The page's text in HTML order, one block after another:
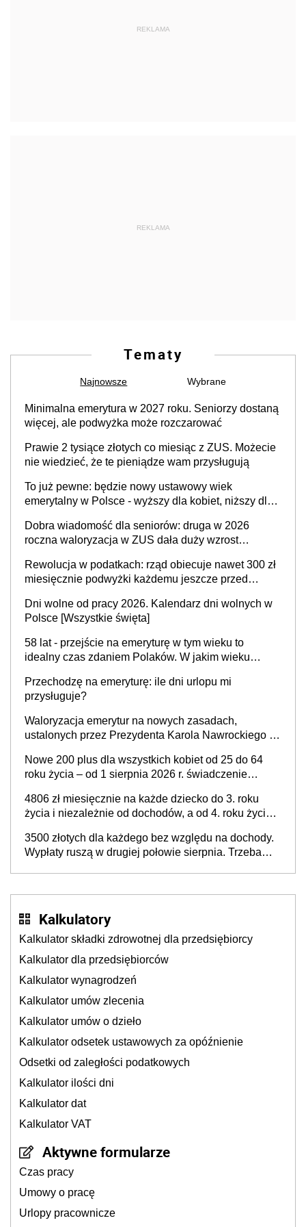
REKLAMA
REKLAMA
Tematy
Najnowsze Wybrane
Minimalna emerytura w 2027 roku. Seniorzy dostaną
więcej, ale podwyżka może rozczarować
Prawie 2 tysiące złotych co miesiąc z ZUS. Możecie
nie wiedzieć, że te pieniądze wam przysługują
To już pewne: będzie nowy ustawowy wiek
emerytalny w Polsce - wyższy dla kobiet, niższy dla
Dobra wiadomość dla seniorów: druga w 2026
roczna waloryzacja w ZUS dała duży wzrost
Rewolucja w podatkach: rząd obiecuje nawet 300 zł
miesięcznie podwyżki każdemu jeszcze przed
Dni wolne od pracy 2026. Kalendarz dni wolnych w
Polsce [Wszystkie święta]
58 lat - przejście na emeryturę w tym wieku to
idealny czas zdaniem Polaków. W jakim wieku
Przechodzę na emeryturę: ile dni urlopu mi
przysługuje?
Waloryzacja emerytur na nowych zasadach,
ustalonych przez Prezydenta Karola Nawrockiego –
podwyżka świadczeń?
Nowe 200 plus dla wszystkich kobiet od 25 do 64
roku życia – od 1 sierpnia 2026 r. świadczenie
4806 zł miesięcznie na każde dziecko do 3. roku
życia i niezależnie od dochodów, a od 4. roku życia
spadku liczby urodzeń w Polsce
3500 złotych dla każdego bez względu na dochody.
Wypłaty ruszą w drugiej połowie sierpnia. Trzeba
Kalkulatory
Kalkulator składki zdrowotnej dla przedsiębiorcy
Kalkulator dla przedsiębiorców
Kalkulator wynagrodzeń
Kalkulator umów zlecenia
Kalkulator umów o dzieło
Kalkulator odsetek ustawowych za opóźnienie
Odsetki od zaległości podatkowych
Kalkulator ilości dni
Kalkulator dat
Kalkulator VAT
Aktywne formularze
Czas pracy
Umowy o pracę
Urlopy pracownicze